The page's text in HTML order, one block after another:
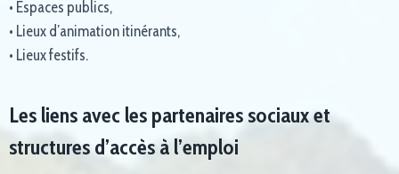
• Espaces publics,
• Lieux d’animation itinérants,
• Lieux festifs.
Les liens avec les partenaires sociaux et
structures d’accès à l’emploi